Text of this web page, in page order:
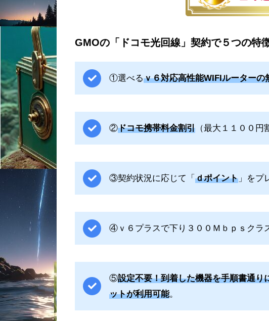
GMOの「ドコモ光回線」契約で５つの特
①選べるｖ６対応高性能WIFIルーターの
②ドコモ携帯料金割引 （最大１１００円
③契約状況に応じて「 ｄポイント 」をプ
④ｖ６プラスで下り３００Ｍｂｐｓクラ
⑤設定不要！到着した機器を手順書通
ットが利用可能。